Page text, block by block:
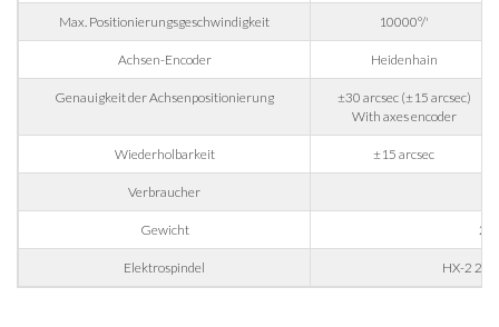
Postleitzahl
Bereich
Housing
Engraving
Max. Positionierungsgeschwindigkeit 10000°/'
Achsen-Encoder Heidenhain
Genauigkeit der Achsenpositionierung
±30 arcsec (±15 arcsec)
With axes encoder
Wiederholbarkeit ±15 arcsec
Verbraucher
Gewicht
Elektrospindel HX-2 20/